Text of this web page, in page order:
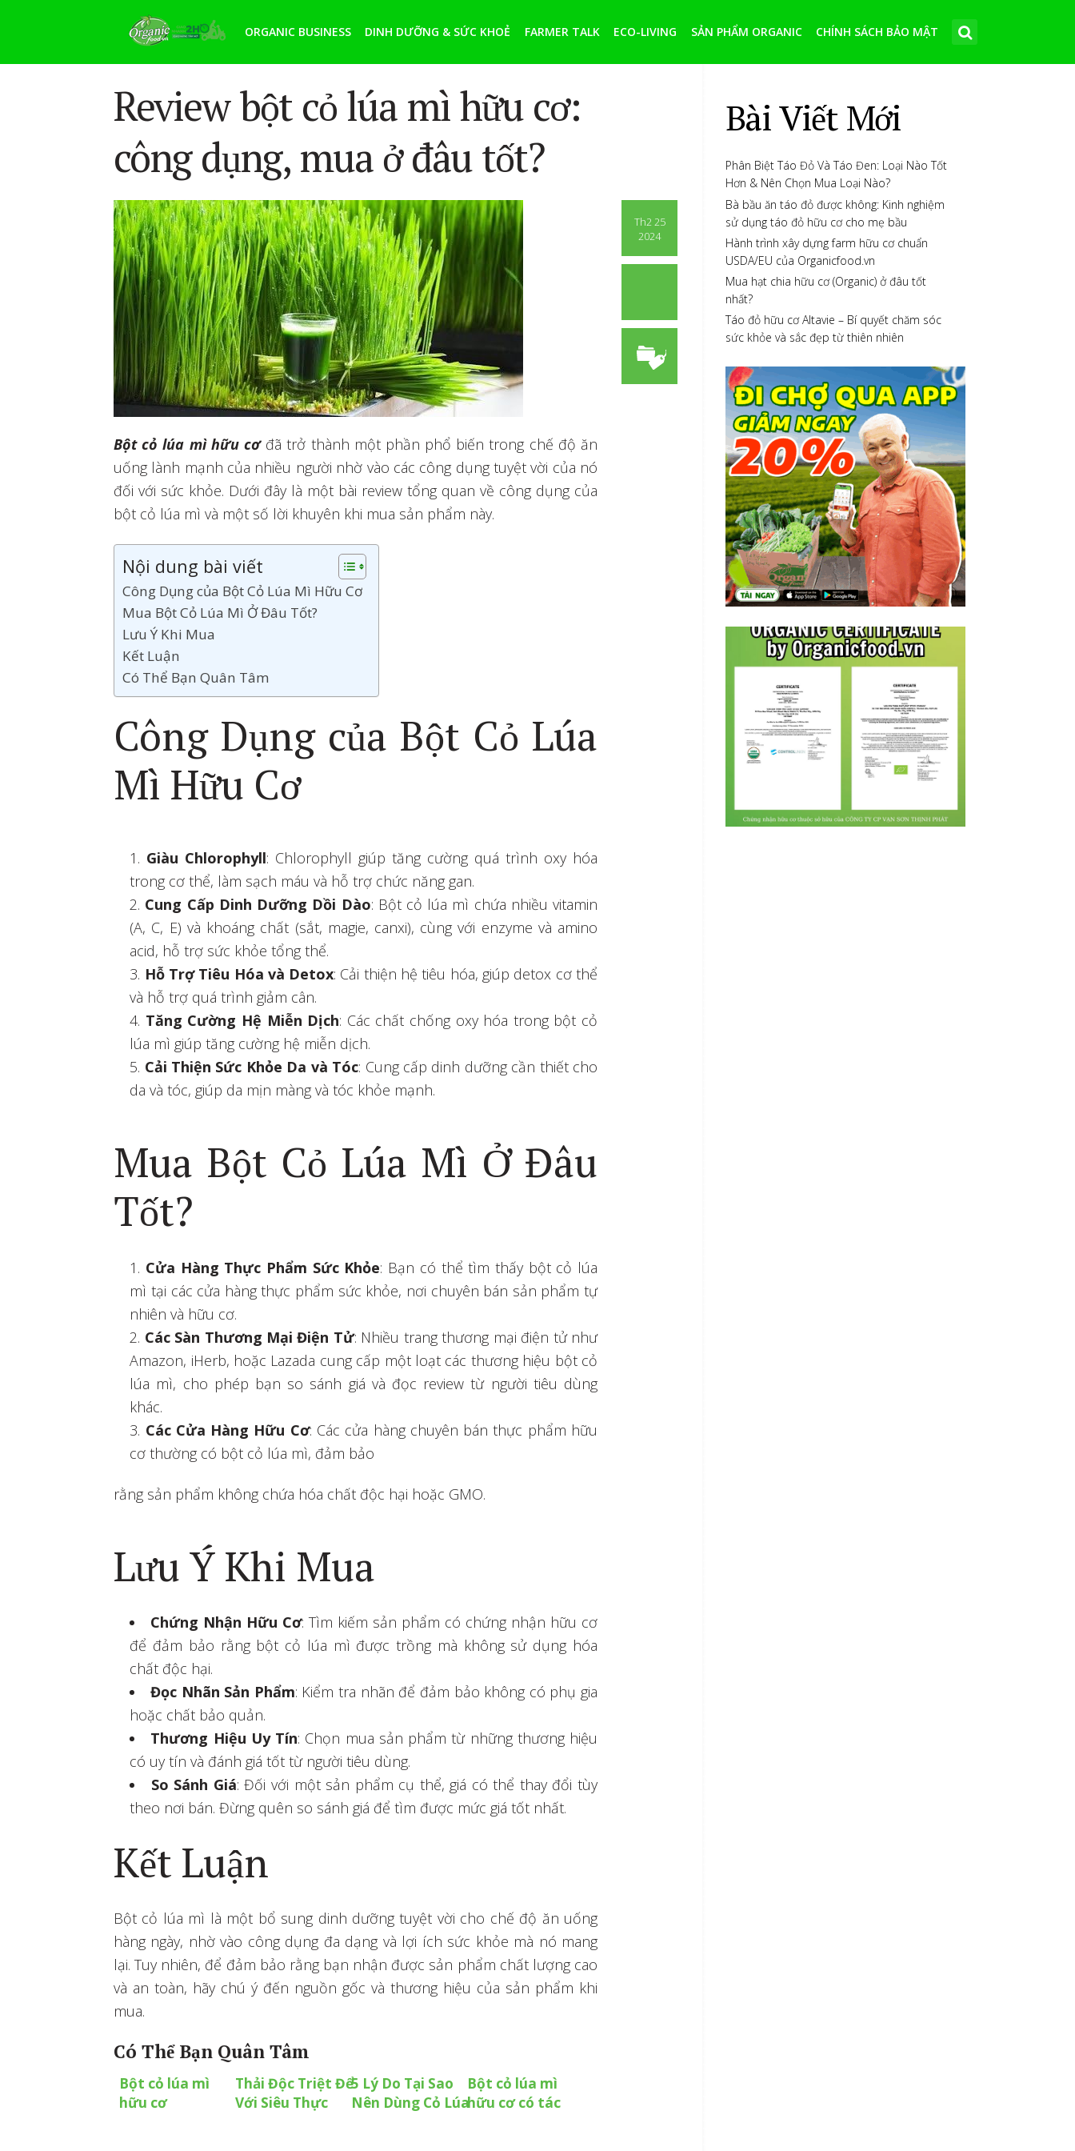
ORGANIC BUSINESS DINH DƯỠNG & SỨC KHOẺ FARMER TALK ECO-LIVING SẢN PHẨM ORGANIC CHÍNH SÁCH BẢO MẬT
Review bột cỏ lúa mì hữu cơ:
công dụng, mua ở đâu tốt?
Th2 25
2024
Bột cỏ lúa mì hữu cơđã trở thành một phần phổ biến trong chế độ ăn
uống lành mạnh của nhiều người nhờ vào các công dụng tuyệt vời của nó
đối với sức khỏe. Dưới đây là một bài review tổng quan về công dụng của
bột cỏ lúa mì và một số lời khuyên khi mua sản phẩm này.
Nội dung bài viết
Công Dụng của Bột Cỏ Lúa Mì Hữu Cơ
Mua Bột Cỏ Lúa Mì Ở Đâu Tốt?
Lưu Ý Khi Mua
Kết Luận
Có Thể Bạn Quân Tâm
Công Dụng của Bột Cỏ Lúa
Mì Hữu Cơ
Giàu Chlorophyll: Chlorophyll giúp tăng cường quá trình oxy hóa
trong cơ thể, làm sạch máu và hỗ trợ chức năng gan.
Cung Cấp Dinh Dưỡng Dồi Dào: Bột cỏ lúa mì chứa nhiều vitamin
(A, C, E) và khoáng chất (sắt, magie, canxi), cùng với enzyme và amino
acid, hỗ trợ sức khỏe tổng thể.
Hỗ Trợ Tiêu Hóa và Detox: Cải thiện hệ tiêu hóa, giúp detox cơ thể
và hỗ trợ quá trình giảm cân.
Tăng Cường Hệ Miễn Dịch: Các chất chống oxy hóa trong bột cỏ
lúa mì giúp tăng cường hệ miễn dịch.
Cải Thiện Sức Khỏe Da và Tóc: Cung cấp dinh dưỡng cần thiết cho
da và tóc, giúp da mịn màng và tóc khỏe mạnh.
Mua Bột Cỏ Lúa Mì Ở Đâu
Tốt?
Cửa Hàng Thực Phẩm Sức Khỏe: Bạn có thể tìm thấy bột cỏ lúa
mì tại các cửa hàng thực phẩm sức khỏe, nơi chuyên bán sản phẩm tự
nhiên và hữu cơ.
Các Sàn Thương Mại Điện Tử: Nhiều trang thương mại điện tử như
Amazon, iHerb, hoặc Lazada cung cấp một loạt các thương hiệu bột cỏ
lúa mì, cho phép bạn so sánh giá và đọc review từ người tiêu dùng
khác.
Các Cửa Hàng Hữu Cơ: Các cửa hàng chuyên bán thực phẩm hữu
cơ thường có bột cỏ lúa mì, đảm bảo
rằng sản phẩm không chứa hóa chất độc hại hoặc GMO.
Lưu Ý Khi Mua
Chứng Nhận Hữu Cơ: Tìm kiếm sản phẩm có chứng nhận hữu cơ
để đảm bảo rằng bột cỏ lúa mì được trồng mà không sử dụng hóa
chất độc hại.
Đọc Nhãn Sản Phẩm: Kiểm tra nhãn để đảm bảo không có phụ gia
hoặc chất bảo quản.
Thương Hiệu Uy Tín: Chọn mua sản phẩm từ những thương hiệu
có uy tín và đánh giá tốt từ người tiêu dùng.
So Sánh Giá: Đối với một sản phẩm cụ thể, giá có thể thay đổi tùy
theo nơi bán. Đừng quên so sánh giá để tìm được mức giá tốt nhất.
Kết Luận
Bột cỏ lúa mì là một bổ sung dinh dưỡng tuyệt vời cho chế độ ăn uống
hàng ngày, nhờ vào công dụng đa dạng và lợi ích sức khỏe mà nó mang
lại. Tuy nhiên, để đảm bảo rằng bạn nhận được sản phẩm chất lượng cao
và an toàn, hãy chú ý đến nguồn gốc và thương hiệu của sản phẩm khi
mua.
Có Thể Bạn Quân Tâm
Bột cỏ lúa mì
hữu cơ
Thải Độc Triệt Để
Với Siêu Thực
5 Lý Do Tại Sao
Nên Dùng Cỏ Lúa
Bột cỏ lúa mì
hữu cơ có tác
Bài Viết Mới
Phân Biệt Táo Đỏ Và Táo Đen: Loại Nào Tốt
Hơn & Nên Chọn Mua Loại Nào?
Bà bầu ăn táo đỏ được không: Kinh nghiệm
sử dụng táo đỏ hữu cơ cho mẹ bầu
Hành trình xây dựng farm hữu cơ chuẩn
USDA/EU của Organicfood.vn
Mua hạt chia hữu cơ (Organic) ở đâu tốt
nhất?
Táo đỏ hữu cơ Altavie – Bí quyết chăm sóc
sức khỏe và sắc đẹp từ thiên nhiên